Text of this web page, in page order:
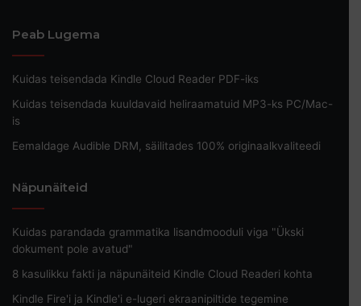
Peab Lugema
Kuidas teisendada Kindle Cloud Reader PDF-iks
Kuidas teisendada kuuldavaid heliraamatuid MP3-ks PC/Mac-
is
Eemaldage Audible DRM, säilitades 100% originaalkvaliteedi
Näpunäiteid
Kuidas parandada grammatika lisandmooduli viga "Ükski
dokument pole avatud"
8 kasulikku fakti ja näpunäiteid Kindle Cloud Readeri kohta
Kindle Fire'i ja Kindle'i e-lugeri ekraanipiltide tegemine